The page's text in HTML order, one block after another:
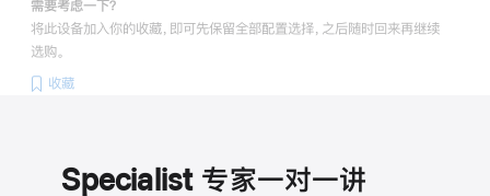
需要考虑一下？
将此设备加入你的收藏，即可先保留全部配置选择，之后随时回来再继续
选购。
收藏
Specialist 专家一对一讲